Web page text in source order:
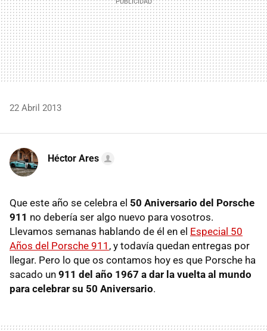
22 Abril 2013
Héctor Ares
Que este año se celebra el 50 Aniversario del Porsche
911 no debería ser algo nuevo para vosotros.
Llevamos semanas hablando de él en el Especial 50
Años del Porsche 911 , y todavía quedan entregas por
llegar. Pero lo que os contamos hoy es que Porsche ha
sacado un 911 del año 1967 a dar la vuelta al mundo
para celebrar su 50 Aniversario.